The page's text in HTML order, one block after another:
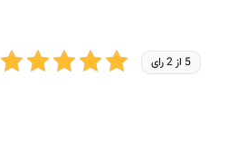
5 از 2 رای